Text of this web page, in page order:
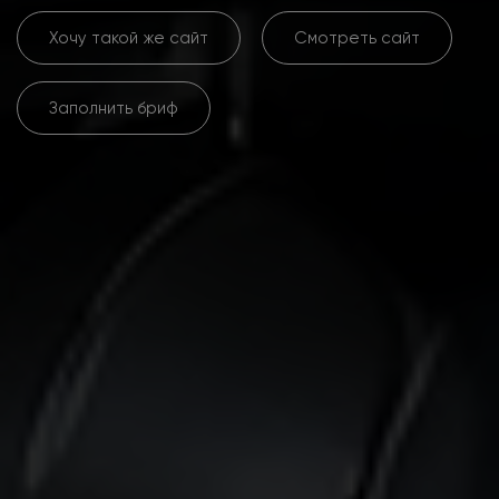
Хочу такой же сайт Смотреть сайт
Заполнить бриф